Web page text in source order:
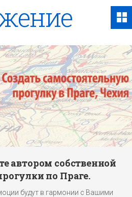
автором собственной
по Праге.
будут в гармонии с Вашими